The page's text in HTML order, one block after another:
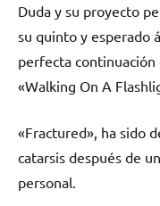
Duda y su proyecto
su quinto y esperado
perfecta continuación
«Walking On A
«Fractured», ha sido
catarsis después de
personal.